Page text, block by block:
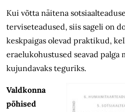
Kui võtta näitena
terviseteadused, siis sageli on
keskpaigas olevad praktikud,
eraelu­kohustused seavad palga
kujundavaks teguriks.
Valdkonna
põhised